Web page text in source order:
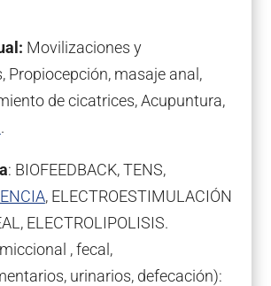
Movilizaciones y
Propiocepción, masaje anal,
de cicatrices, Acupuntura,
.
: BIOFEEDBACK, TENS,
, ELECTROESTIMULACIÓN
ELECTROLIPOLISIS.
, fecal,
urinarios, defecación):